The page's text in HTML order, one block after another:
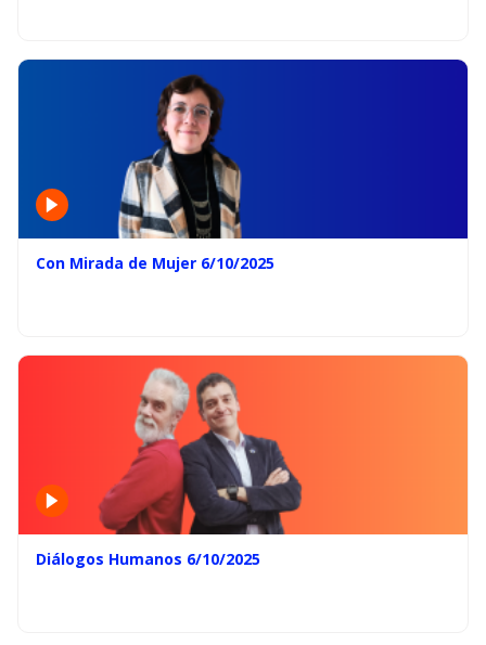
Con Mirada de Mujer 6/10/2025
Diálogos Humanos 6/10/2025